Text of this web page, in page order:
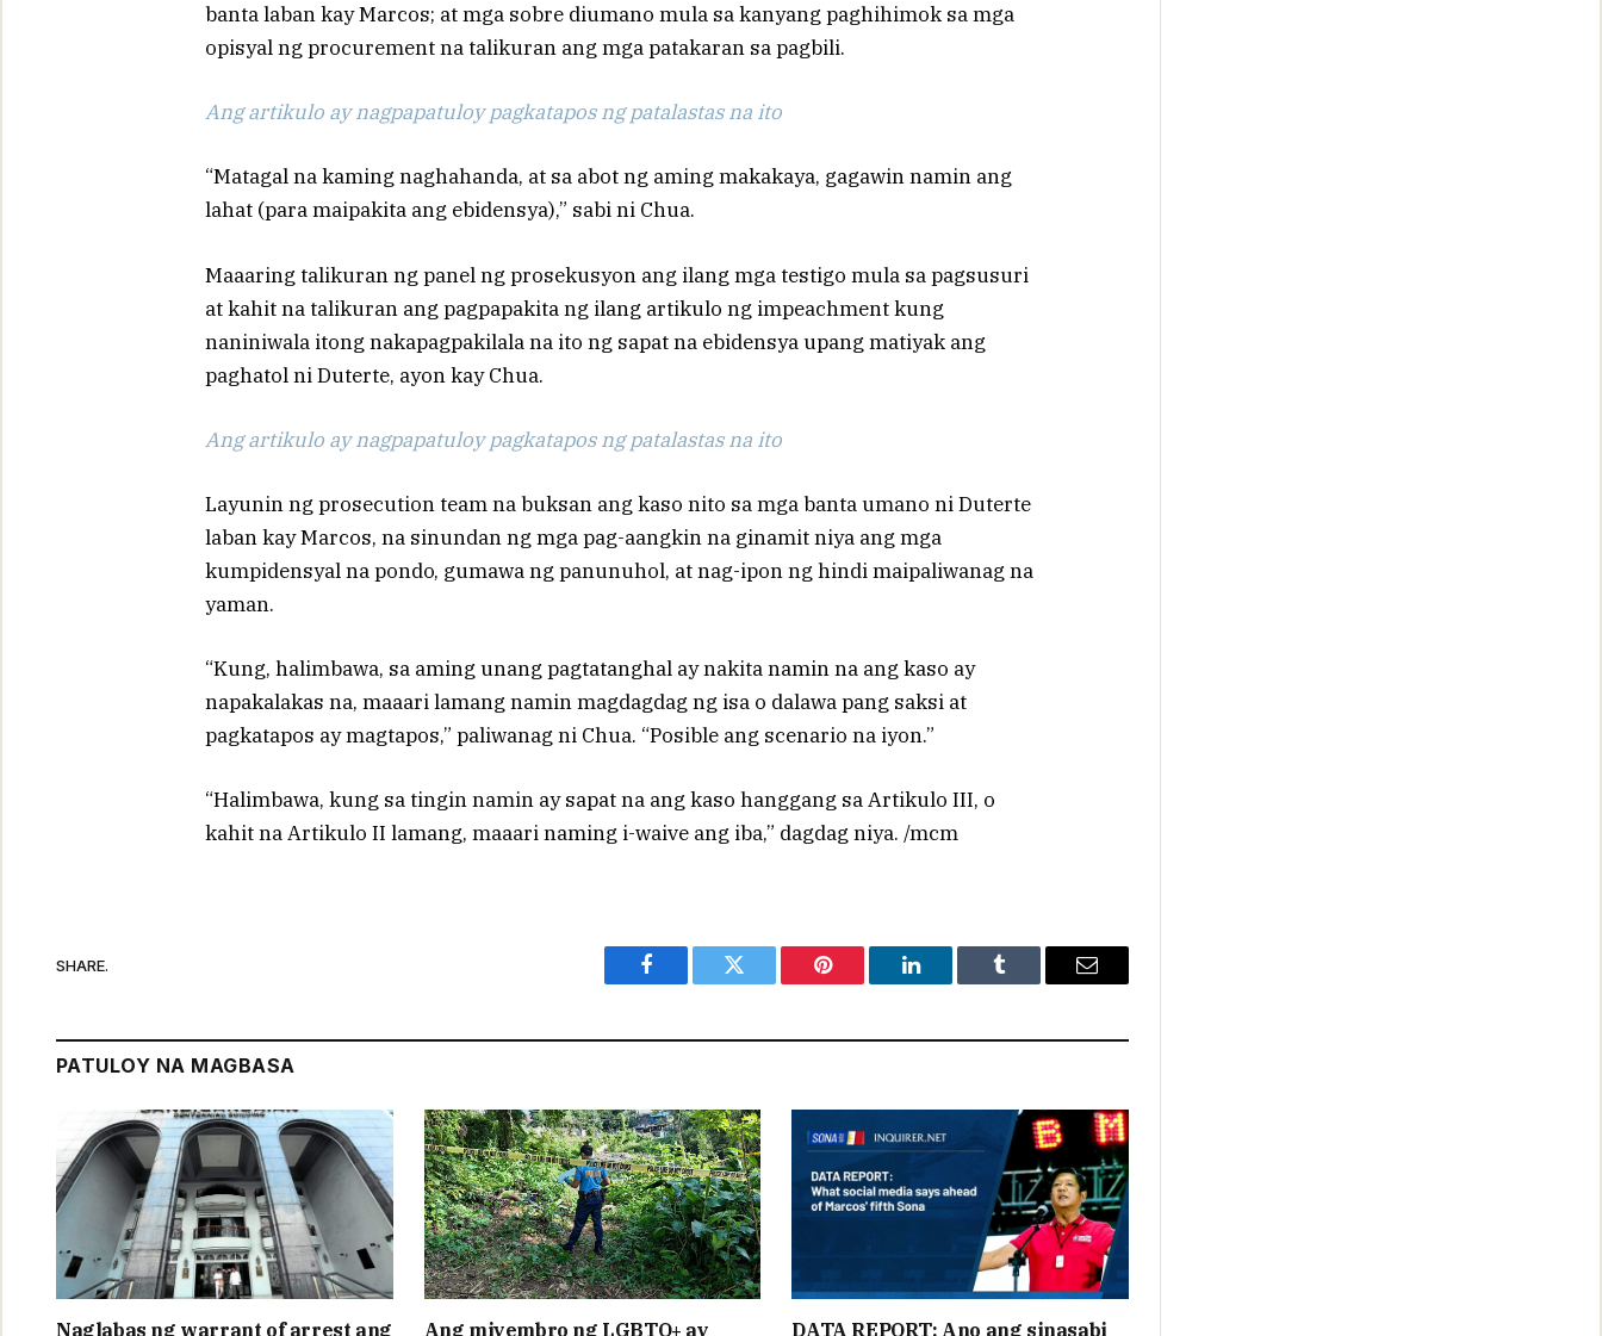
banta laban kay Marcos; at mga sobre diumano mula sa kanyang paghihimok sa mga
opisyal ng procurement na talikuran ang mga patakaran sa pagbili.
Ang artikulo ay nagpapatuloy pagkatapos ng patalastas na ito
“Matagal na kaming naghahanda, at sa abot ng aming makakaya, gagawin namin ang
lahat (para maipakita ang ebidensya),” sabi ni Chua.
Maaaring talikuran ng panel ng prosekusyon ang ilang mga testigo mula sa pagsusuri
at kahit na talikuran ang pagpapakita ng ilang artikulo ng impeachment kung
naniniwala itong nakapagpakilala na ito ng sapat na ebidensya upang matiyak ang
paghatol ni Duterte, ayon kay Chua.
Ang artikulo ay nagpapatuloy pagkatapos ng patalastas na ito
Layunin ng prosecution team na buksan ang kaso nito sa mga banta umano ni Duterte
laban kay Marcos, na sinundan ng mga pag-aangkin na ginamit niya ang mga
kumpidensyal na pondo, gumawa ng panunuhol, at nag-ipon ng hindi maipaliwanag na
yaman.
“Kung, halimbawa, sa aming unang pagtatanghal ay nakita namin na ang kaso ay
napakalakas na, maaari lamang namin magdagdag ng isa o dalawa pang saksi at
pagkatapos ay magtapos,” paliwanag ni Chua. “Posible ang scenario na iyon.”
“Halimbawa, kung sa tingin namin ay sapat na ang kaso hanggang sa Artikulo III, o
kahit na Artikulo II lamang, maaari naming i-waive ang iba,” dagdag niya. /mcm
SHARE.
Facebook Twitter Pinterest LinkedIn Tumblr Email
PATULOY NA MAGBASA
Naglabas ng warrant of arrest ang Ang miyembro ng LGBTQ+ ay DATA REPORT: Ano ang sinasabi